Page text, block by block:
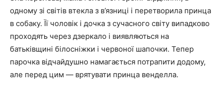
одному зі світів втекла з в’язниці і перетворила принца
в собаку. Її чоловік і дочка з сучасного світу випадково
проходять через дзеркало і виявляються на
батьківщині білосніжки і червоної шапочки. Тепер
парочка відчайдушно намагається потрапити додому,
але перед цим — врятувати принца венделла.